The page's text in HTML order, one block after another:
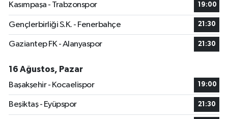
Kasımpaşa - Trabzonspor 19:00
Gençlerbirliği S.K. - Fenerbahçe 21:30
Gaziantep FK - Alanyaspor 21:30
16 Ağustos, Pazar
Başakşehir - Kocaelispor
19:00
Beşiktaş - Eyüpspor 21:30